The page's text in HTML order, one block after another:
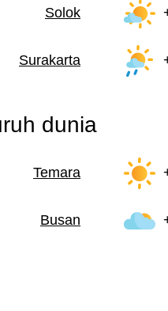
Solok
Surakarta
dunia
Temara
Busan